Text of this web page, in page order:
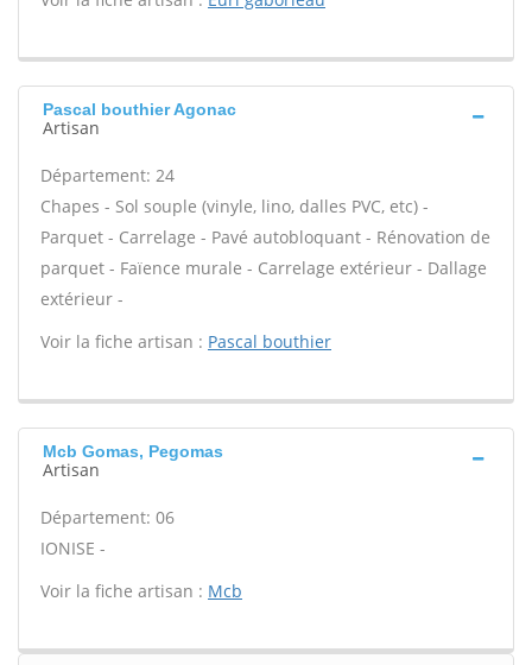
Pascal bouthier Agonac
Artisan
Département: 24
Chapes - Sol souple (vinyle, lino, dalles PVC, etc) -
Parquet - Carrelage - Pavé autobloquant - Rénovation de
parquet - Faïence murale - Carrelage extérieur - Dallage
extérieur -
Voir la fiche artisan : Pascal bouthier
Mcb Gomas, Pegomas
Artisan
Département: 06
IONISE -
Voir la fiche artisan : Mcb